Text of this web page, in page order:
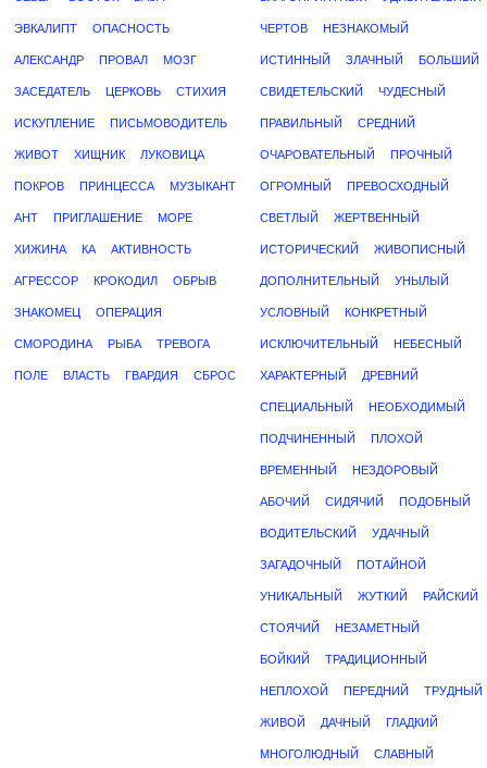
ЭВКАЛИПТ ОПАСНОСТЬ
АЛЕКСАНДР ПРОВАЛ МОЗГ
ЗАСЕДАТЕЛЬ ЦЕРКОВЬ СТИХИЯ
ИСКУПЛЕНИЕ ПИСЬМОВОДИТЕЛЬ
ЖИВОТ ХИЩНИК ЛУКОВИЦА
ПОКРОВ ПРИНЦЕССА МУЗЫКАНТ
АНТ ПРИГЛАШЕНИЕ МОРЕ
ХИЖИНА КА АКТИВНОСТЬ
АГРЕССОР КРОКОДИЛ ОБРЫВ
ЗНАКОМЕЦ ОПЕРАЦИЯ
СМОРОДИНА РЫБА ТРЕВОГА
ПОЛЕ ВЛАСТЬ ГВАРДИЯ СБРОС
ЧЕРТОВ НЕЗНАКОМЫЙ
ИСТИННЫЙ ЗЛАЧНЫЙ БОЛЬШИЙ
СВИДЕТЕЛЬСКИЙ ЧУДЕСНЫЙ
ПРАВИЛЬНЫЙ СРЕДНИЙ
ОЧАРОВАТЕЛЬНЫЙ ПРОЧНЫЙ
ОГРОМНЫЙ ПРЕВОСХОДНЫЙ
СВЕТЛЫЙ ЖЕРТВЕННЫЙ
ИСТОРИЧЕСКИЙ ЖИВОПИСНЫЙ
ДОПОЛНИТЕЛЬНЫЙ УНЫЛЫЙ
УСЛОВНЫЙ КОНКРЕТНЫЙ
ИСКЛЮЧИТЕЛЬНЫЙ НЕБЕСНЫЙ
ХАРАКТЕРНЫЙ ДРЕВНИЙ
СПЕЦИАЛЬНЫЙ НЕОБХОДИМЫЙ
ПОДЧИНЕННЫЙ ПЛОХОЙ
ВРЕМЕННЫЙ НЕЗДОРОВЫЙ
АБОЧИЙ СИДЯЧИЙ ПОДОБНЫЙ
ВОДИТЕЛЬСКИЙ УДАЧНЫЙ
ЗАГАДОЧНЫЙ ПОТАЙНОЙ
УНИКАЛЬНЫЙ ЖУТКИЙ РАЙСКИЙ
СТОЯЧИЙ НЕЗАМЕТНЫЙ
БОЙКИЙ ТРАДИЦИОННЫЙ
НЕПЛОХОЙ ПЕРЕДНИЙ ТРУДНЫЙ
ЖИВОЙ ДАЧНЫЙ ГЛАДКИЙ
МНОГОЛЮДНЫЙ СЛАВНЫЙ